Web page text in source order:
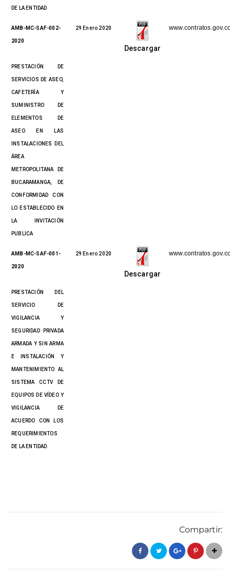
DE LA ENTIDAD
AMB-MC-SAF-002-
2020
PRESTACIÓN DE
SERVICIOS DE ASEO,
CAFETERÍA Y
SUMINISTRO DE
ELEMENTOS DE
ASEO EN LAS
INSTALACIONES DEL
ÁREA
METROPOLITANA DE
BUCARAMANGA, DE
CONFORMIDAD CON
LO ESTABLECIDO EN
LA INVITACIÓN
PUBLICA
29 Enero 2020
Descargar
AMB-MC-SAF-001-
2020
PRESTACIÓN DEL
SERVICIO DE
VIGILANCIA Y
SEGURIDAD PRIVADA
ARMADA Y SIN ARMA
E INSTALACIÓN Y
MANTENIMIENTO AL
SISTEMA CCTV DE
EQUIPOS DE VÍDEO Y
VIGILANCIA DE
ACUERDO CON LOS
REQUERIMIENTOS
DE LA ENTIDAD.
29 Enero 2020
Descargar
Compartir: